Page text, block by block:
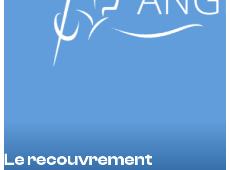
Le recouvrement